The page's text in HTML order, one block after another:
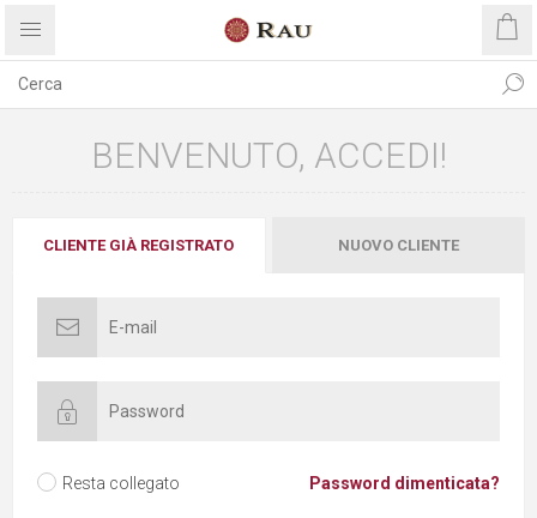
BENVENUTO, ACCEDI!
CLIENTE GIÀ REGISTRATO NUOVO CLIENTE
Resta collegato Password dimenticata?